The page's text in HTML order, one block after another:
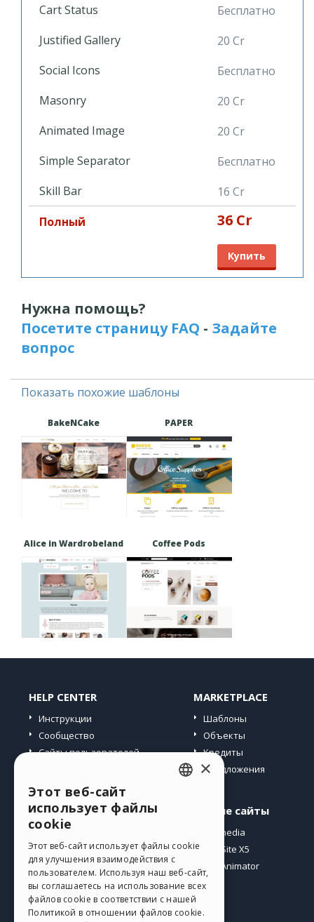
Cart Status
Бесплатно
Justified Gallery
20 Cr
Social Icons
Бесплатно
Masonry
20 Cr
Animated Image
20 Cr
Simple Separator
Бесплатно
Skill Bar
16 Cr
Полный
36 Cr
Купить
Нужна помощь?
Посетите страницу FAQ - Задайте
вопрос
Показать похожие шаблоны
BakeNCake PAPER
Alice in Wardrobeland Coffee Pods
HELP CENTER
Инструкции
Сообщество
Сайты пользователей
MARKETPLACE
Шаблоны
Объекты
Кредиты
Предложения
Профиль
Мои посты
Мои лицензии
Загрузить
Веб-хостинг
Мои кредиты
Другие сайты
Incomedia
WebSite X5
WebAnimator
GERMAN
SPANISH
PORTUGUESE
POLISH
×
Этот веб-сайт
использует файлы
cookie
Этот веб-сайт использует файлы cookie
для улучшения взаимодействия с
пользователем. Используя наш веб-сайт,
вы соглашаетесь на использование всех
файлов cookie в соответствии с нашей
Политикой в ​​отношении файлов cookie.